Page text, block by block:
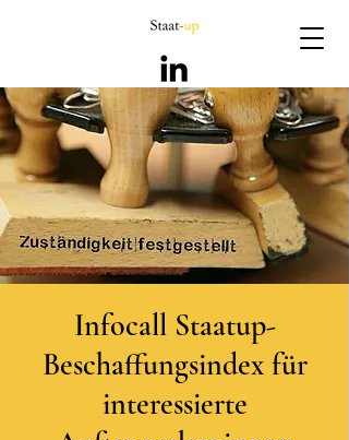
Infocall Staatup-
Beschaffungsindex für
interessierte